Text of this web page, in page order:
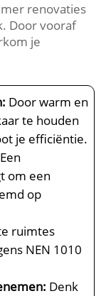
renovaties
Door vooraf
je
Door warm en
te houden
je efficiëntie.​
Een
om een
op
ruimtes
NEN 1010
Denk